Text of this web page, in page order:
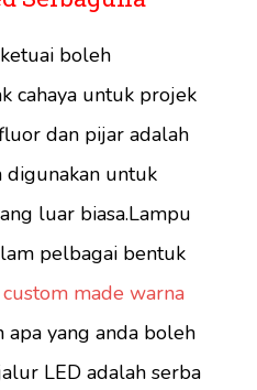
boleh
cahaya untuk projek
dan pijar adalah
digunakan untuk
luar biasa.Lampu
pelbagai bentuk
custom made warna
apa yang anda boleh
LED adalah serba